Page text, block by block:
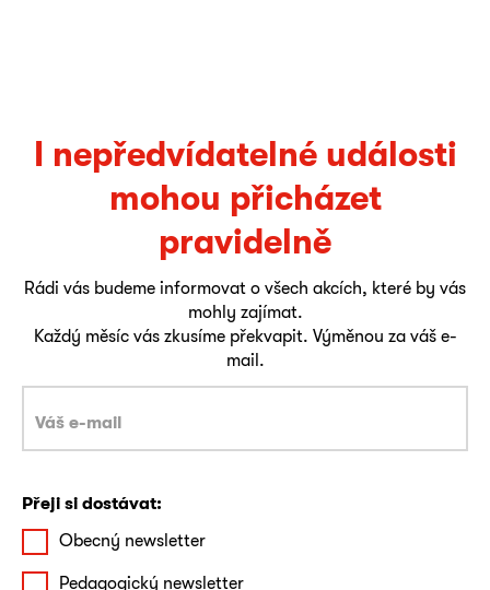
I nepředvídatelné události
mohou přicházet
pravidelně
Rádi vás budeme informovat o všech akcích, které by vás
mohly zajímat.
Každý měsíc vás zkusíme překvapit. Výměnou za váš e-
mail.
Přeji si dostávat:
Obecný newsletter
Pedagogický newsletter